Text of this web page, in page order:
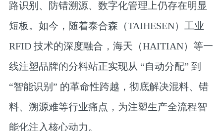
路识别、防错溯源、数字化管理上仍存在明显
短板。如今，随着泰合森（TAIHESEN）工业
RFID 技术的深度融合，海天（HAITIAN）等一
线注塑品牌的分料站正实现从 “自动分配” 到
“智能识别” 的革命性跨越，彻底解决混料、错
料、溯源难等行业痛点，为注塑生产全流程智
能化注入核心动力。